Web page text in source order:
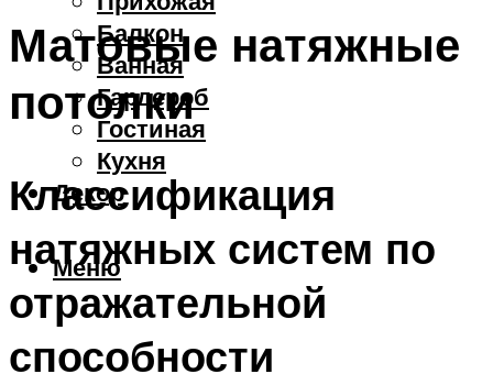
Балкон
Ванная
Гардероб
Гостиная
Кухня
Декор
Меню
Матовые натяжные
потолки
Классификация
натяжных систем по
отражательной
способности